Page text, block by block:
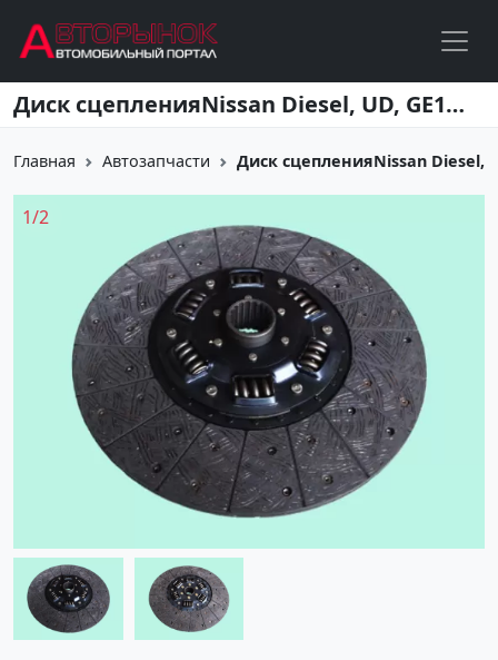
Перейти к основному содержанию Диск сцепленияNissan Diesel, UD, GE13, RF8, RF10, RD8, RE8, PE6, 430x250x18x50.0, SKV, 5264720 Краснодар
Главная Автозапчасти Диск сцепленияNissan Diesel,
1/2